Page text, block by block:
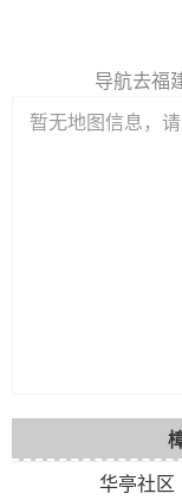
导航去福
暂无地图信息，
华亭社区